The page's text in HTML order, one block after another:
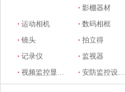
·影棚器材
·运动相机 ·数码相框
·镜头 ·拍立得
·记录仪 · 监视器
·视频监控显示设备及配件 ·安防监控设备及配件